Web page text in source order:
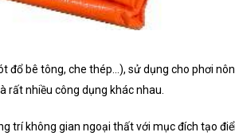
đổ bê tông, che thép…), sử dụng cho phơi
rất nhiều công dụng khác nhau.
trí không gian ngoại thất với mục đích tạo